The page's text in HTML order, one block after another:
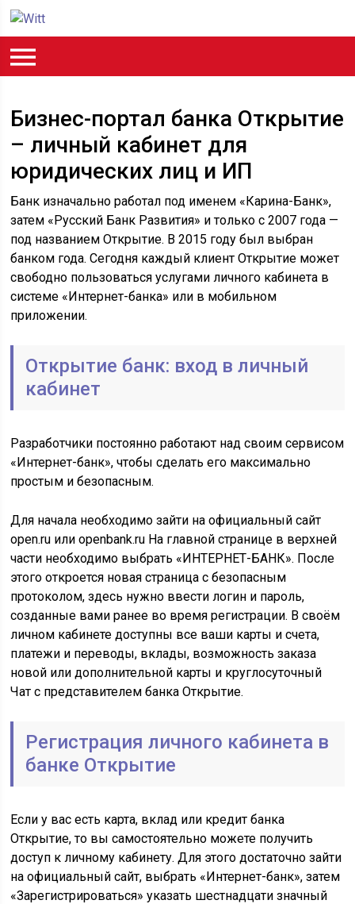
Бизнес-портал банка Открытие
– личный кабинет для
юридических лиц и ИП
Банк изначально работал под именем «Карина-Банк»,
затем «Русский Банк Развития» и только с 2007 года —
под названием Открытие. В 2015 году был выбран
банком года. Сегодня каждый клиент Открытие может
свободно пользоваться услугами личного кабинета в
системе «Интернет-банка» или в мобильном
приложении.
Открытие банк: вход в личный
кабинет
Разработчики постоянно работают над своим сервисом
«Интернет-банк», чтобы сделать его максимально
простым и безопасным.
Для начала необходимо зайти на официальный сайт
open.ru или openbank.ru На главной странице в верхней
части необходимо выбрать «ИНТЕРНЕТ-БАНК». После
этого откроется новая страница с безопасным
протоколом, здесь нужно ввести логин и пароль,
созданные вами ранее во время регистрации. В своём
личном кабинете доступны все ваши карты и счета,
платежи и переводы, вклады, возможность заказа
новой или дополнительной карты и круглосуточный
Чат с представителем банка Открытие.
Регистрация личного кабинета в
банке Открытие
Если у вас есть карта, вклад или кредит банка
Открытие, то вы самостоятельно можете получить
доступ к личному кабинету. Для этого достаточно зайти
на официальный сайт, выбрать «Интернет-банк», затем
«Зарегистрироваться» указать шестнадцати значный